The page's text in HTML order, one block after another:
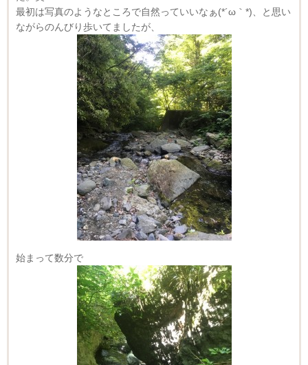
最初は写真のようなところで自然っていいなぁ(*´ω｀*)、と思い
ながらのんびり歩いてましたが、
始まって数分で